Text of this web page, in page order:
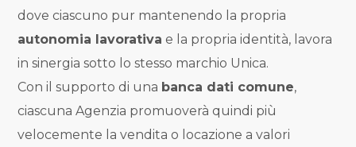
dove ciascuno pur mantenendo la propria
autonomia lavorativa e la propria identità, lavora
in sinergia sotto lo stesso marchio Unica.
Con il supporto di una banca dati comune,
ciascuna Agenzia promuoverà quindi più
velocemente la vendita o locazione a valori
Terreni